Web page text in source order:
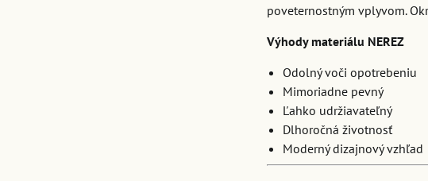
poveternostným vplyvom.
Výhody materiálu NEREZ
Odolný voči opotrebeniu
Mimoriadne pevný
Ľahko udržiavateľný
Dlhoročná životnosť
Moderný dizajnový vzhľad